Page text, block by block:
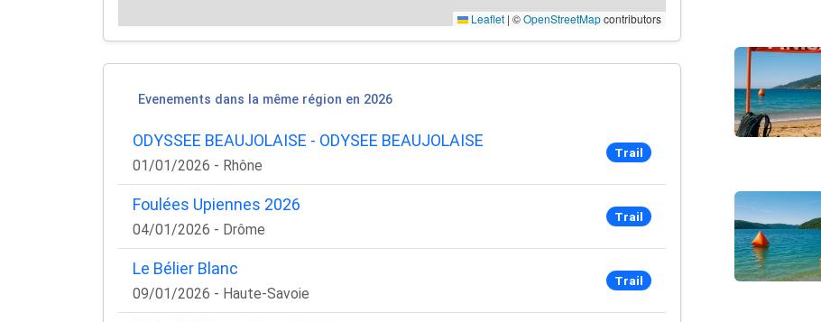
Leaflet | ©OpenStreetMapcontributors
Evenements dans la même région en 2026
ODYSSEE BEAUJOLAISE - ODYSEE BEAUJOLAISE
01/01/2026 - Rhône
Trail
Foulées Upiennes 2026
04/01/2026 - Drôme
Trail
Le Bélier Blanc
09/01/2026 - Haute-Savoie
Trail